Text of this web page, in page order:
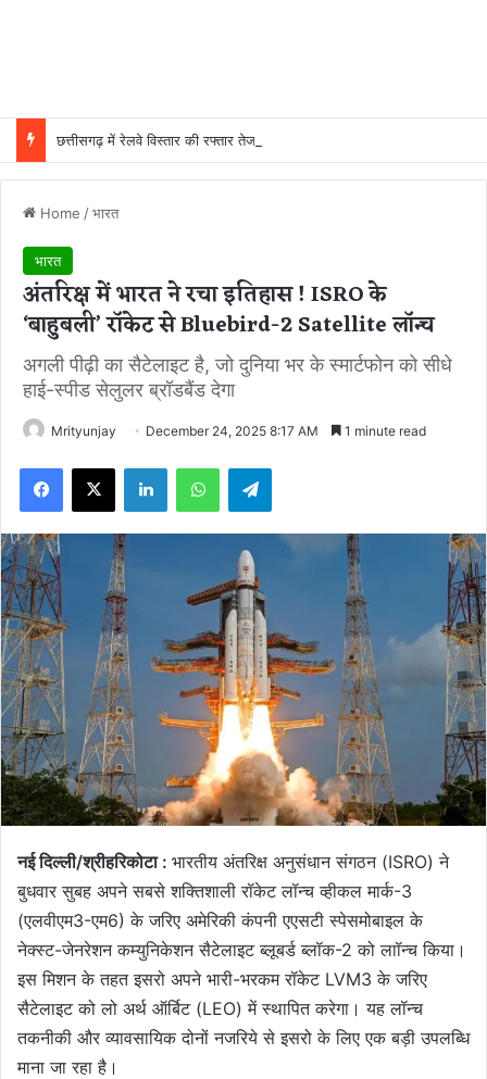
Home /भारत
भारत
अंतरिक्ष में भारत ने रचा इतिहास ! ISRO के
‘बाहुबली’ रॉकेट से Bluebird-2 Satellite लॉन्च
अगली पीढ़ी का सैटेलाइट है, जो दुनिया भर के स्मार्टफोन को सीधे
हाई-स्पीड सेलुलर ब्रॉडबैंड देगा
Mrityunjay December 24, 2025 8:17 AM 1 minute read
नई दिल्ली/श्रीहरिकोटा : भारतीय अंतरिक्ष अनुसंधान संगठन (ISRO) ने
बुधवार सुबह अपने सबसे शक्तिशाली रॉकेट लॉन्च व्हीकल मार्क-3
(एलवीएम3-एम6) के जरिए अमेरिकी कंपनी एएसटी स्पेसमोबाइल के
नेक्स्ट-जेनरेशन कम्युनिकेशन सैटेलाइट ब्लूबर्ड ब्लॉक-2 को लाॉन्च किया।
इस मिशन के तहत इसरो अपने भारी-भरकम रॉकेट LVM3 के जरिए
सैटेलाइट को लो अर्थ ऑर्बिट (LEO) में स्थापित करेगा। यह लॉन्च
तकनीकी और व्यावसायिक दोनों नजरिये से इसरो के लिए एक बड़ी उपलब्धि
माना जा रहा है।